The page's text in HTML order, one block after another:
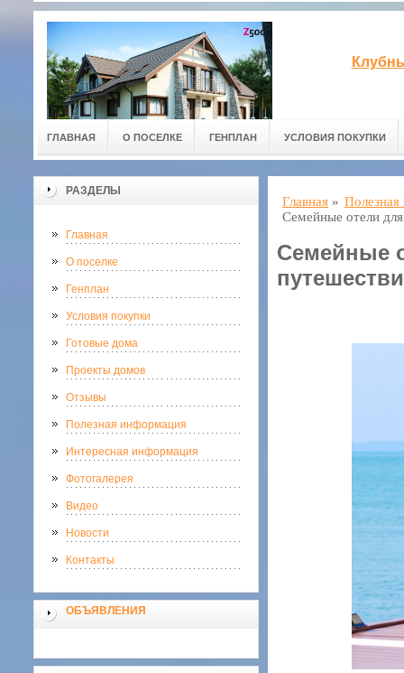
ГЛАВНАЯ О ПОСЕЛКЕ ГЕНПЛАН УСЛОВИЯ ПОКУПКИ
РАЗДЕЛЫ
Главная
О поселке
Генплан
Условия покупки
Готовые дома
Проекты домов
Отзывы
Полезная информация
Интересная информация
Фотогалерея
Видео
Новости
Контакты
ОБЪЯВЛЕНИЯ
Главная »
Семейные отели
Семейные